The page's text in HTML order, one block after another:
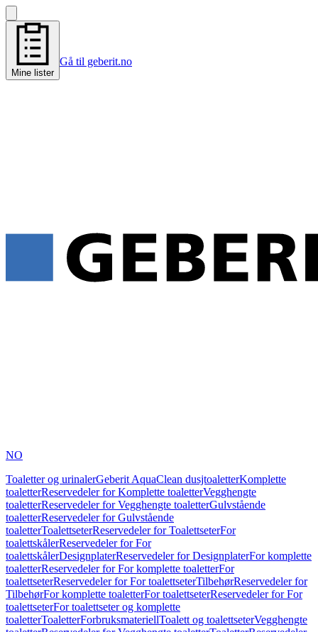
Mine lister
Gå til geberit.no
NO
Toaletter og urinalerGeberit AquaClean dusjtoaletterKomplette
toaletterReservedeler for Komplette toaletterVegghengte
toaletterReservedeler for Vegghengte toaletterGulvstående
toaletterReservedeler for Gulvstående
toaletterToalettseterReservedeler for ToalettseterFor
toalettskålerReservedeler for For
toalettskålerDesignplaterReservedeler for DesignplaterFor komplette
toaletterReservedeler for For komplette toaletterFor
toalettseterReservedeler for For toalettseterTilbehørReservedeler for
TilbehørFor komplette toaletterFor toalettseterReservedeler for For
toalettseterFor toalettseter og komplette
toaletterToaletterForbruksmateriellToalett og toalettseterVegghengte